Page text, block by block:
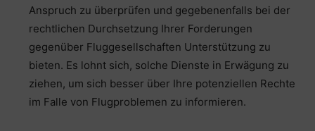
Anspruch zu überprüfen und gegebenenfalls bei der
rechtlichen Durchsetzung Ihrer Forderungen
gegenüber Fluggesellschaften Unterstützung zu
bieten. Es lohnt sich, solche Dienste in Erwägung zu
ziehen, um sich besser über Ihre potenziellen Rechte
im Falle von Flugproblemen zu informieren.